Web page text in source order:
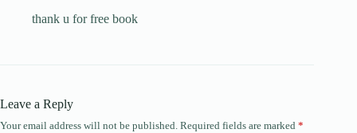
thank u for free book
Leave a Reply
Your email address will not be published. Required fields are marked *